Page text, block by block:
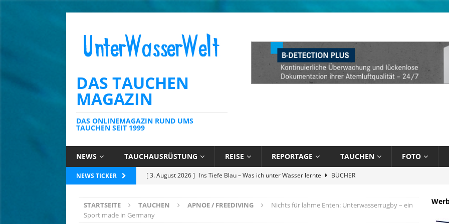
DAS TAUCHEN
MAGAZIN
DAS ONLINEMAGAZIN RUND UMS
TAUCHEN SEIT 1999
NEWS TAUCHAUSRÜSTUNG REISE REPORTAGE TAUCHEN FOTO
NEWS TICKER [ 23. Juli 2026 ] Tobago: Wo Atlantik und Karibik verschmelzen
NEWS
für Meeresbildung
NATUR
STARTSEITE TAUCHEN APNOE / FREEDIVING
Nichts für lahme Enten: Unterwasserrugby – ein
Sport made in Germany